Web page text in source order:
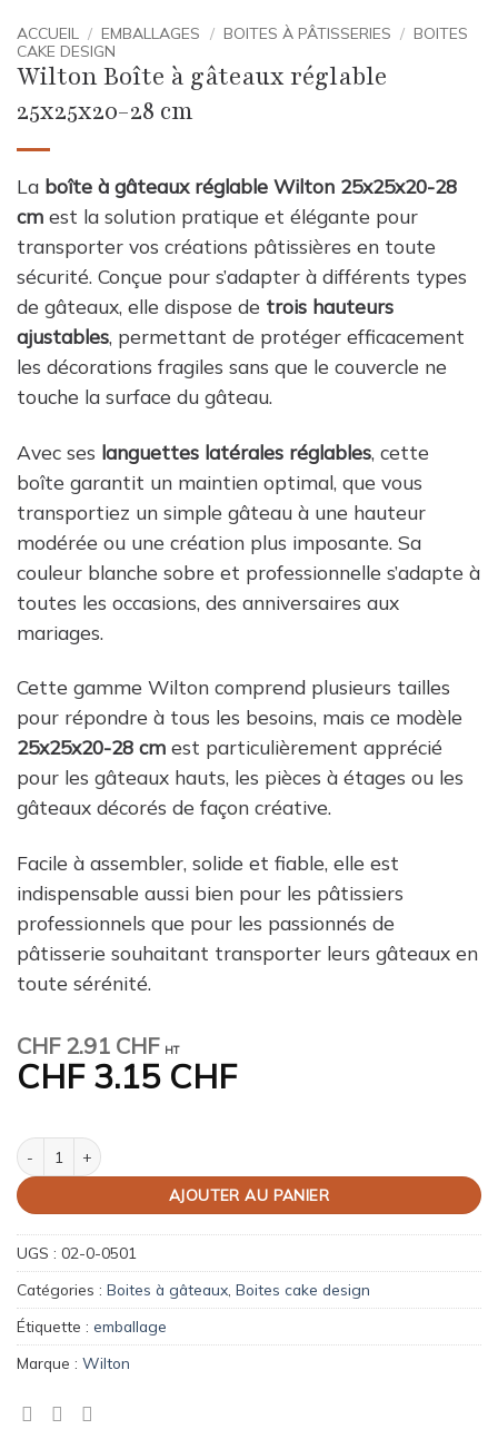
ACCUEIL / EMBALLAGES / BOITES À PÂTISSERIES / BOITES
CAKE DESIGN
Wilton Boîte à gâteaux réglable
25x25x20-28 cm
La boîte à gâteaux réglable Wilton 25x25x20-28
cm est la solution pratique et élégante pour
transporter vos créations pâtissières en toute
sécurité. Conçue pour s’adapter à différents types
de gâteaux, elle dispose de trois hauteurs
ajustables, permettant de protéger efficacement
les décorations fragiles sans que le couvercle ne
touche la surface du gâteau.
Avec ses languettes latérales réglables, cette
boîte garantit un maintien optimal, que vous
transportiez un simple gâteau à une hauteur
modérée ou une création plus imposante. Sa
couleur blanche sobre et professionnelle s’adapte à
toutes les occasions, des anniversaires aux
mariages.
Cette gamme Wilton comprend plusieurs tailles
pour répondre à tous les besoins, mais ce modèle
25x25x20-28 cm est particulièrement apprécié
pour les gâteaux hauts, les pièces à étages ou les
gâteaux décorés de façon créative.
Facile à assembler, solide et fiable, elle est
indispensable aussi bien pour les pâtissiers
professionnels que pour les passionnés de
pâtisserie souhaitant transporter leurs gâteaux en
toute sérénité.
CHF2.91 CHF HT
CHF3.15 CHF
quantité de Wilton Boîte à gâteaux réglable 25x25x20-28 cm
AJOUTER AU PANIER
UGS : 02-0-0501
Catégories : Boites à gâteaux, Boites cake design
Étiquette : emballage
Marque : Wilton